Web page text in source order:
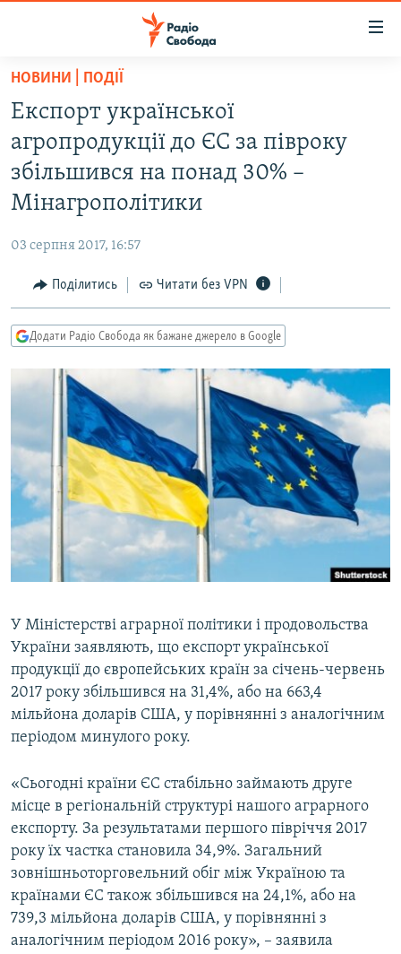
Перейти
основного
матеріалу
Перейти
до
основної
Перейти
пошуку
ВСЕ ЗА ДОБУ
СТАТТІ
ПОЛІТИКА
СУСПІЛЬСТВО
КУЛЬТУРА
СПОРТ
СВІТ
ВІЙНА
ДОНБАС.РЕАЛІЇ
КРИМ.РЕАЛІЇ
ТИ ЯК?
КИТАЙ.ВИКЛИКИ
МУЛЬТИМЕДІА
ФОТО
СПЕЦПРОЄКТИ
ПОДКАСТИ
КРИМ РЕАЛІЇ
РУС
УКР
КТАТ
ДОЛУЧАЙСЯ!
Усі сайти RFE/RL
НОВИНИ | ПОДІЇ
Експорт української
агропродукції до ЄС за півроку
збільшився на понад 30% –
Мінагрополітики
03 серпня 2017, 16:57
Поділитись Читати без VPN
Додати Радіо Свобода як бажане джерело в Google
У Міністерстві аграрної політики і продовольства
України заявляють, що експорт української
продукції до європейських країн за січень-червень
2017 року збільшився на 31,4%, або на 663,4
мільйона доларів США, у порівнянні з аналогічним
періодом минулого року.
«Сьогодні країни ЄС стабільно займають друге
місце в регіональній структурі нашого аграрного
експорту. За результатами першого півріччя 2017
року їх частка становила 34,9%. Загальний
зовнішньоторговельний обіг між Україною та
країнами ЄС також збільшився на 24,1%, або на
739,3 мільйона доларів США, у порівнянні з
аналогічним періодом 2016 року», – заявила